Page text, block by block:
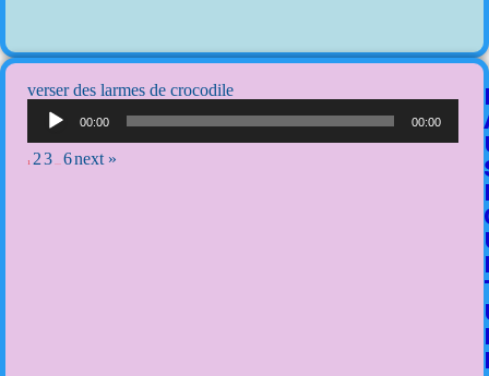
verser des larmes de crocodile
00:00 00:00
1 23 6next »